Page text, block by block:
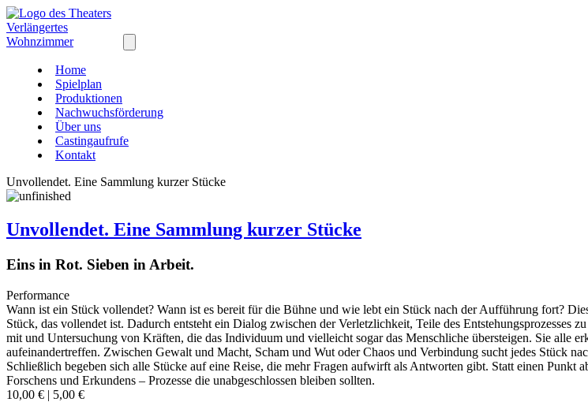
Home
Spielplan
Produktionen
Nachwuchsförderung
Über uns
Castingaufrufe
Kontakt
Unvollendet. Eine Sammlung kurzer Stücke
Unvollendet. Eine Sammlung kurzer Stücke
Eins in Rot. Sieben in Arbeit.
Performance
Wann ist ein Stück vollendet? Wann ist es bereit für die Bühne und wie lebt ein Stück nach der Aufführung fort?
Stück, das vollendet ist. Dadurch entsteht ein Dialog zwischen der Verletzlichkeit, Teile des Entstehungsprozesses
mit und Untersuchung von Kräften, die das Individuum und vielleicht sogar das Menschliche übersteigen. Sie alle
aufeinandertreffen. Zwischen Gewalt und Macht, Scham und Wut oder Chaos und Verbindung sucht jedes Stück
Schließlich begeben sich alle Stücke auf eine Reise, die mehr Fragen aufwirft als Antworten gibt. Statt einen Punkt
Forschens und Erkundens – Prozesse die unabgeschlossen bleiben sollten.
10,00 € | 5,00 €